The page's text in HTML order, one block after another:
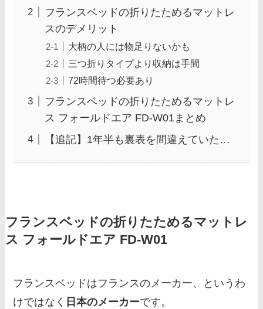
フランスベッドの折りたためるマットレ
スのデメリット
大柄の人には物足りないかも
三つ折りタイプより収納は手間
72時間待つ必要あり
フランスベッドの折りたためるマットレ
ス フォールドエア FD-W01まとめ
【追記】1年半も裏表を間違えていた…
フランスベッドの折りたためるマットレ
ス フォールドエア FD-W01
フランスベッドはフランスのメーカー、というわ
けではなく 日本のメーカーです。